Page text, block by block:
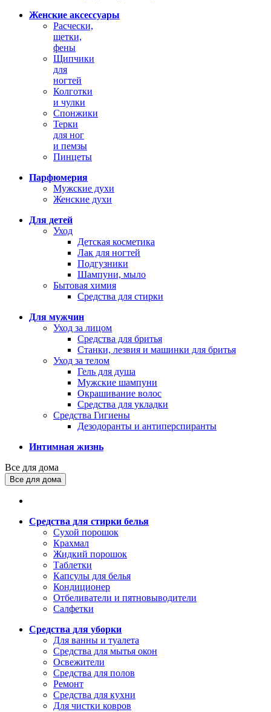
Женские аксессуары
Расчески,
щетки,
фены
Щипчики
для
ногтей
Колготки
и чулки
Спонжики
Терки
для ног
и пемзы
Пинцеты
Парфюмерия
Мужские духи
Женские духи
Для детей
Уход
Детская косметика
Лак для ногтей
Подгузники
Шампуни, мыло
Бытовая химия
Средства для стирки
Для мужчин
Уход за лицом
Средства для бритья
Станки, лезвия и машинки для бритья
Уход за телом
Гель для душа
Мужские шампуни
Окрашивание волос
Средства для укладки
Средства Гигиены
Дезодоранты и антиперспиранты
Интимная жизнь
Все для дома
Все для дома
Средства для стирки белья
Сухой порошок
Крахмал
Жидкий порошок
Таблетки
Капсулы для белья
Кондиционер
Отбеливатели и пятновыводители
Салфетки
Средства для уборки
Для ванны и туалета
Средства для мытья окон
Освежители
Средства для полов
Ремонт
Средства для кухни
Для чистки ковров